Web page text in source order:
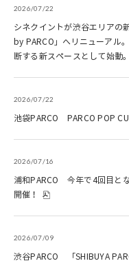
2026/07/22
シネクイントが渋谷エリアの
by PARCO」へリニューアル
断する新スペースとして始動。
2026/07/22
池袋PARCO PARCO POP
2026/07/16
浦和PARCO 今年で4回目と
開催！
2026/07/09
渋谷PARCO 「SHIBUYA